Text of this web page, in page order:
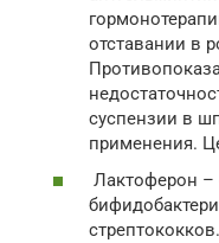
отставании в
суспензии в
применения.
Лактоферон –